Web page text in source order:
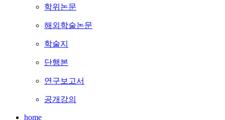
학위논문
해외학술논문
학술지
단행본
연구보고서
공개강의
home